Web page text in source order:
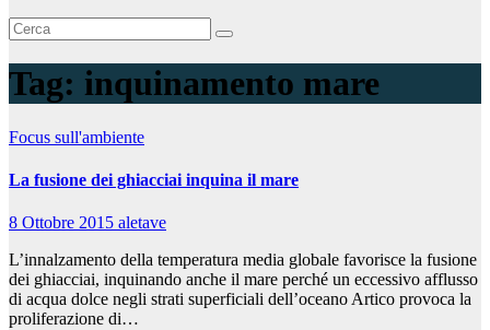
Tag: inquinamento mare
Focus sull'ambiente
La fusione dei ghiacciai inquina il mare
8 Ottobre 2015 aletave
L’innalzamento della temperatura media globale favorisce la fusione
dei ghiacciai, inquinando anche il mare perché un eccessivo afflusso
di acqua dolce negli strati superficiali dell’oceano Artico provoca la
proliferazione di…